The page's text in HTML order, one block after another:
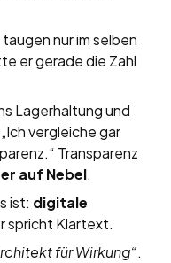
nur im selben
er gerade die Zahl
Lagerhaltung und
vergleiche gar
Transparenz
auf Nebel.
ist: digitale
spricht Klartext.
für Wirkung“.